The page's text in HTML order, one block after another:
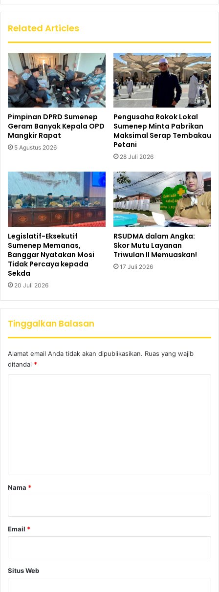
Related Articles
Pimpinan DPRD Sumenep
Geram Banyak Kepala OPD
Mangkir Rapat
5 Agustus 2026
Pengusaha Rokok Lokal
Sumenep Minta Pabrikan
Maksimal Serap Tembakau
Petani
28 Juli 2026
Legislatif-Eksekutif
Sumenep Memanas,
Banggar Nyatakan Mosi
Tidak Percaya kepada
Sekda
20 Juli 2026
RSUDMA dalam Angka:
Skor Mutu Layanan
Triwulan II Memuaskan!
17 Juli 2026
Tinggalkan Balasan
Alamat email Anda tidak akan dipublikasikan. Ruas yang wajib
ditandai *
rNama *
Email *
Situs Web